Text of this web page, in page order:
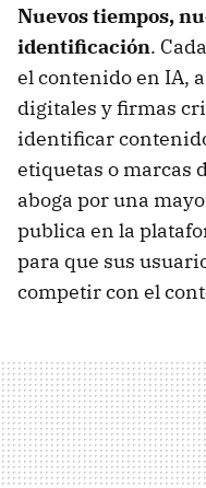
Nuevos tiempos,
identificación.
el contenido en IA,
digitales y firmas
identificar
etiquetas o marcas
aboga por una
publica en la
para que sus
competir con el